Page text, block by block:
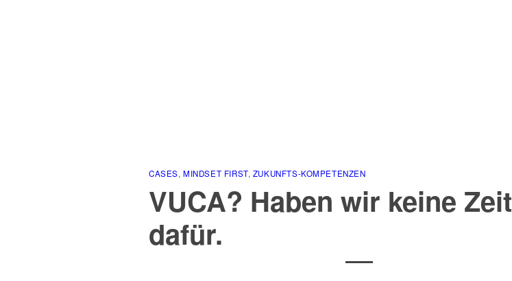
CASES,MINDSET FIRST, ZUKUNFTS-KOMPETENZEN
VUCA? Haben wir keine Zeit
dafür.